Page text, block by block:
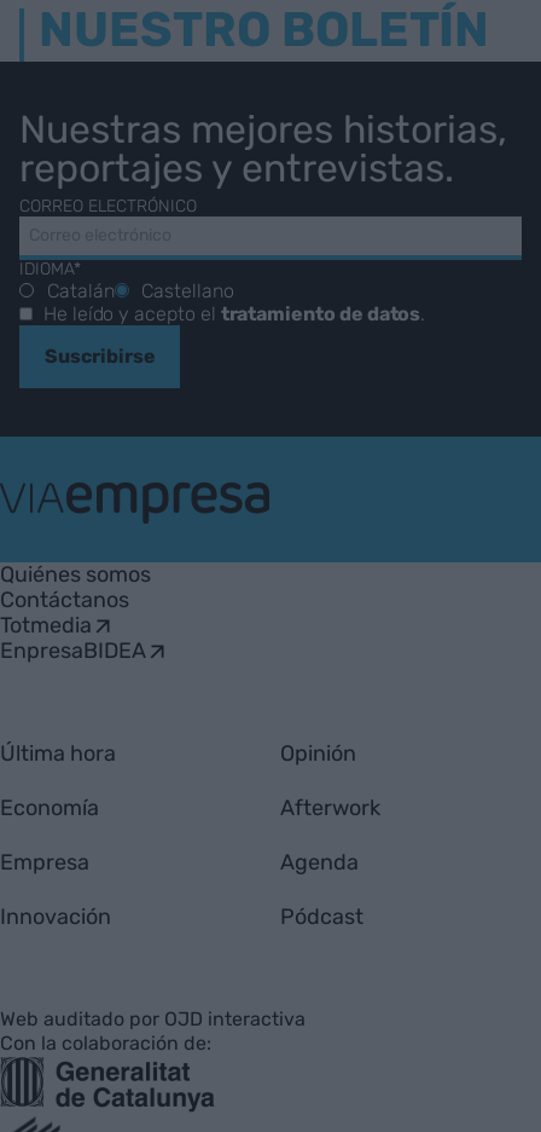
NUESTRO BOLETÍN
Nuestras mejores historias,
reportajes y entrevistas.
CORREO ELECTRÓNICO
IDIOMA*
Catalán
Castellano
He leído y acepto el tratamiento de datos.
Suscribirse
Empresa
Quiénes somos
Contáctanos
Totmedia
EnpresaBIDEA
Última hora
Economía
Empresa
Innovación
Opinión
Afterwork
Agenda
Pódcast
Web auditado por OJD interactiva
Con la colaboración de: